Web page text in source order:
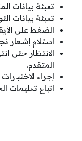
تعبئة بيانات
تعبئة بيانات
الضغط على
استلام إشعار
الانتظار حتى
المتقدم.
إجراء
اتباع تعليمات